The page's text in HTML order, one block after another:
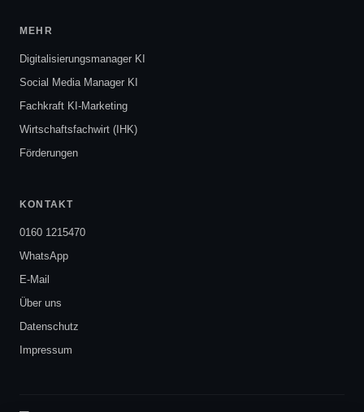
MEHR
Digitalisierungsmanager KI
Social Media Manager KI
Fachkraft KI-Marketing
Wirtschaftsfachwirt (IHK)
Förderungen
KONTAKT
0160 1215470
WhatsApp
E-Mail
Über uns
Datenschutz
Impressum